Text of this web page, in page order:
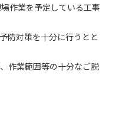
作業を予定している工事
防対策を十分に行うとと
業範囲等の十分なご説